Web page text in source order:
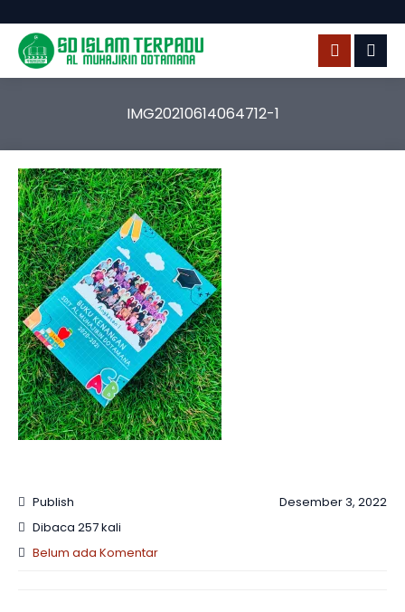
IMG20210614064712-1
Publish
Desember 3, 2022
Dibaca 257 kali
Belum ada Komentar